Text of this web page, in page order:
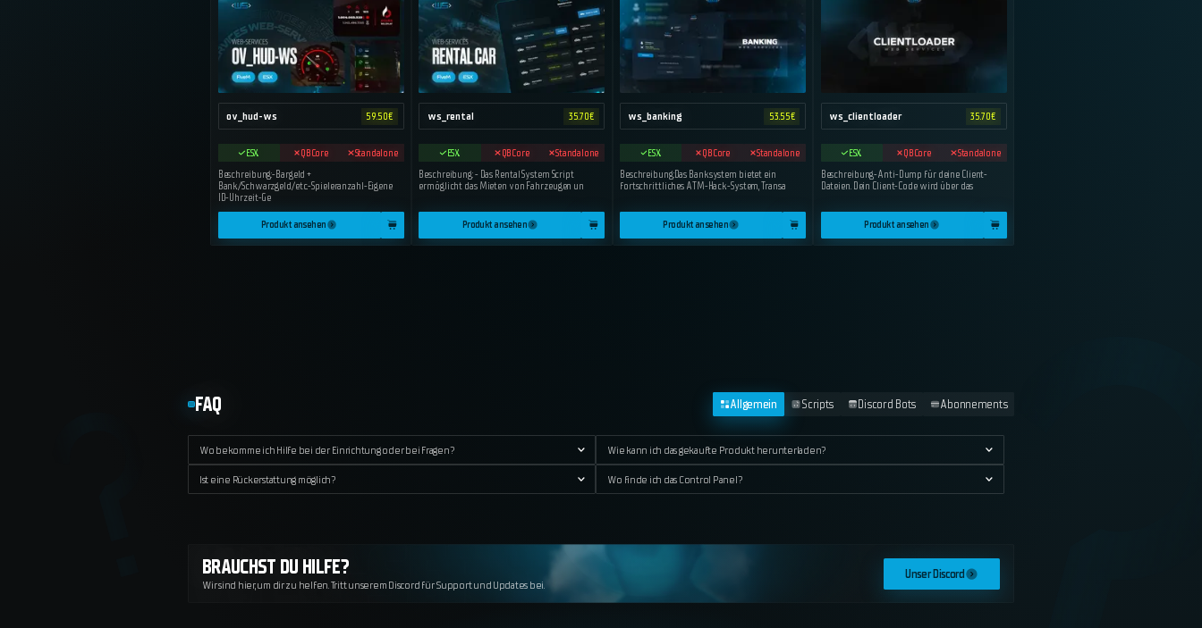
ov_hud-ws 59.50€
ESX QBCore
Standalone
Beschreibung:-Bargeld +
Bank/Schwarzgeld/etc.-Spieleranzahl-Eigene
ID-Uhrzeit-Ge
Produkt ansehen
ws_rental 35.70€
ESX QBCore
Standalone
Beschreibung: - Das Rental System Script
ermöglicht das Mieten von Fahrzeugen un
Produkt ansehen
ws_banking 53.55€
ESX QBCore
Standalone
Beschreibung:Das Banksystem bietet ein
fortschrittliches ATM-Hack-System, Transa
Produkt ansehen
ws_clientloader 35.70€
ESX QBCore
Standalone
Beschreibung-Anti-Dump für deine Client-
Dateien. Dein Client-Code wird über das
Produkt ansehen
FAQ Allgemein Scripts Discord Bots Abonnements
Wo bekomme ich Hilfe bei der Einrichtung oder bei Fragen? Wie kann ich das gekaufte Produkt herunterladen?
Ist eine Rückerstattung möglich? Wo finde ich das Control Panel?
BRAUCHST DU HILFE?
Wir sind hier, um dir zu helfen. Tritt unserem Discord für Support und Updates bei.
Unser Discord